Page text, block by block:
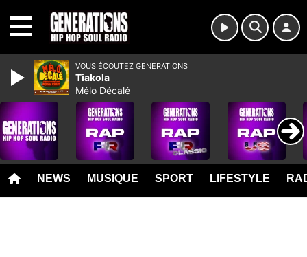
NEWS MUSIQUE SPORT LIFESTYLE
VOUS ÉCOUTEZ GENERATIONS
Tiakola
Mélo Décalé